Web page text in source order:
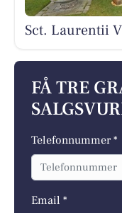
Sct. Laurentii
FÅ TRE
Telefonnummer *
Email *